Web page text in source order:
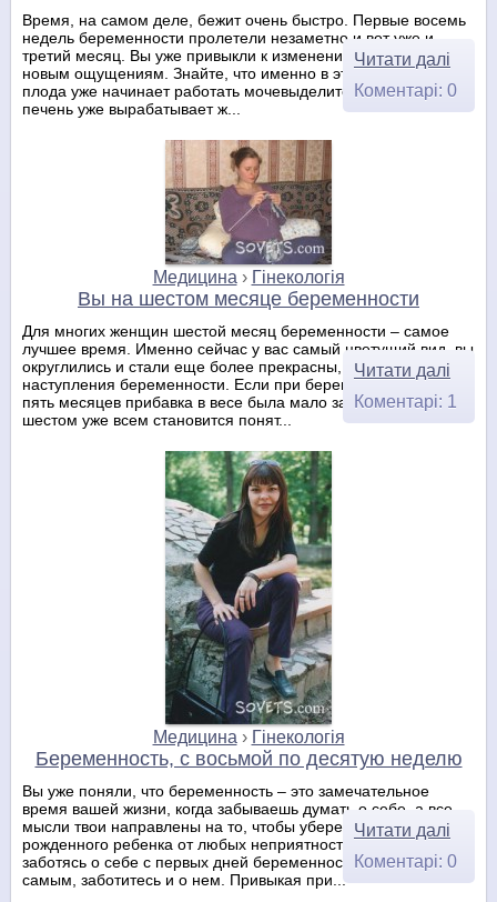
Время, на самом деле, бежит очень быстро. Первые восемь
недель беременности пролетели незаметно и вот уже и
третий месяц. Вы уже привыкли к изменениям в организме, к
новым ощущениям. Знайте, что именно в этот период у
плода уже начинает работать мочевыделительная система,
печень уже вырабатывает ж...
Читати далі
Коментарі: 0
Медицина › Гінекологія
Вы на шестом месяце беременности
Для многих женщин шестой месяц беременности – самое
лучшее время. Именно сейчас у вас самый цветущий вид, вы
округлились и стали еще более прекрасны, чем до
наступления беременности. Если при беременности сроком
пять месяцев прибавка в весе была мало заметна, то на
шестом уже всем становится понят...
Читати далі
Коментарі: 1
Медицина › Гінекологія
Беременность, с восьмой по десятую неделю
Вы уже поняли, что беременность – это замечательное
время вашей жизни, когда забываешь думать о себе, а все
мысли твои направлены на то, чтобы уберечь еще не
рожденного ребенка от любых неприятностей. Хотя,
заботясь о себе с первых дней беременности, вы, тем
самым, заботитесь и о нем. Привыкая при...
Читати далі
Коментарі: 0